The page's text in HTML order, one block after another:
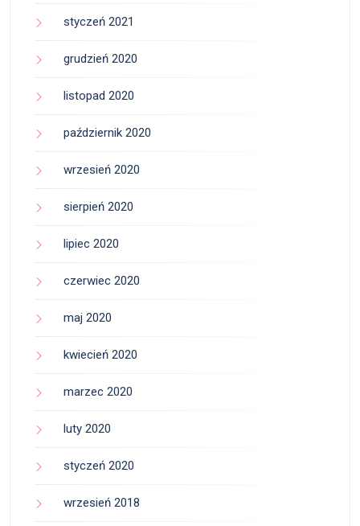
styczeń 2021
grudzień 2020
listopad 2020
październik 2020
wrzesień 2020
sierpień 2020
lipiec 2020
czerwiec 2020
maj 2020
kwiecień 2020
marzec 2020
luty 2020
styczeń 2020
wrzesień 2018